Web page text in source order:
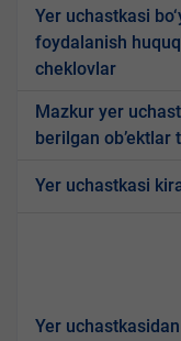
Yer uchastkasi
foydalanish
cheklovlar
Mazkur yer
berilgan ob’ektlar
Yer uchastkasi
Yer